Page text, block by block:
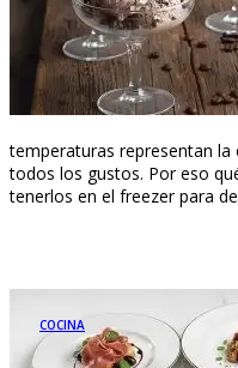
temperaturas representan la
todos los gustos. Por eso
tenerlos en el freezer para
COCINA